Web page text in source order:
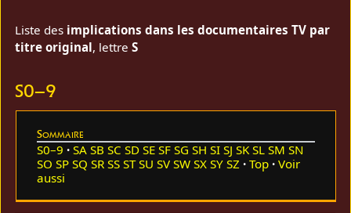
Liste des implications dans les documentaires TV par
titre original, lettreS
S0–9
Sommaire
S0–9 SA SB SC SD SE SF SG SH SI SJ SK SL SM SN
SO SP SQ SR SS ST SU SV SW SX SY SZ Top
Voir
aussi